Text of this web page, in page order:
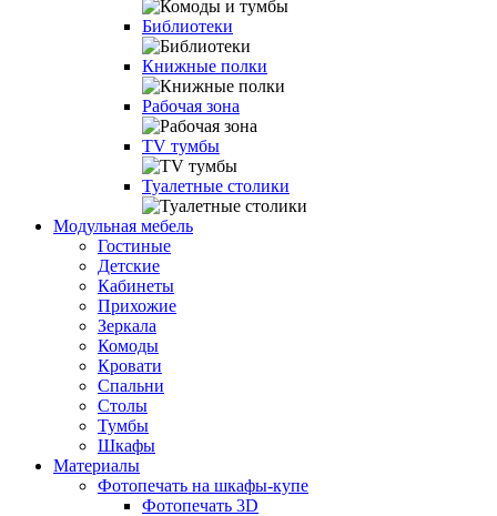
Библиотеки
Книжные полки
Рабочая зона
TV тумбы
Туалетные столики
Модульная мебель
Гостиные
Детские
Кабинеты
Прихожие
Зеркала
Комоды
Кровати
Спальни
Столы
Тумбы
Шкафы
Материалы
Фотопечать на шкафы-купе
Фотопечать 3D